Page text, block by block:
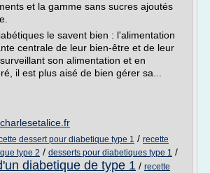
et la gamme sans sucres ajoutés
le savent bien : l'alimentation
centrale de leur bien-être et de leur
son alimentation et en
il est plus aisé de bien gérer sa...
dessert pour diabetique type 1 / recette
type 2 / desserts pour diabetiques type 1 /
diabetique de type 1 / recette